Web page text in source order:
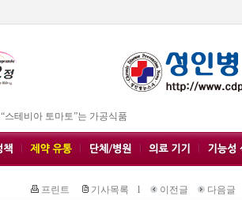
“스테비아 토마토”는 가공식품
프린트 기사목록 l 이전글 다음글